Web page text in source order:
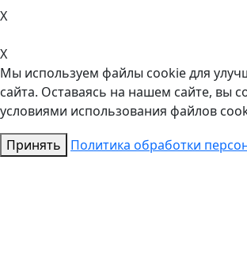
X
X
Мы используем файлы cookie для
сайта. Оставаясь на нашем сайте, вы
условиями использования файлов
Принять
Политика обработки